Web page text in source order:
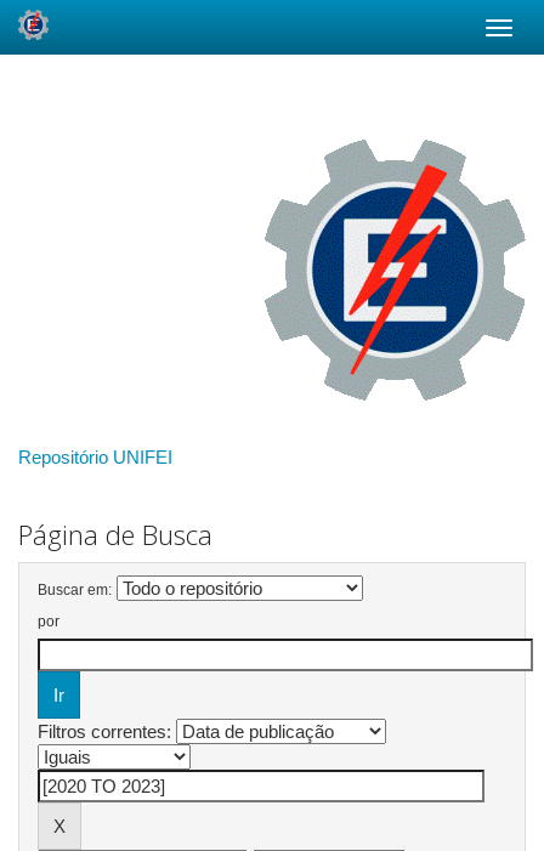
Repositório UNIFEI
Página de Busca
Buscar em:
por
Filtros correntes: